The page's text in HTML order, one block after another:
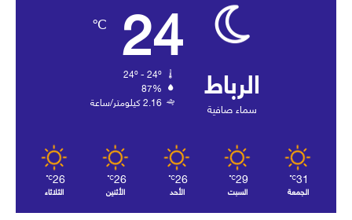
الرباط
سماء صافية
24
℃
87%
2.16 كيلومتر/ساعة
31
℃
الجمعة
29
℃
السبت
26
℃
الأحد
26
℃
الأثنين
26
℃
الثلاثاء